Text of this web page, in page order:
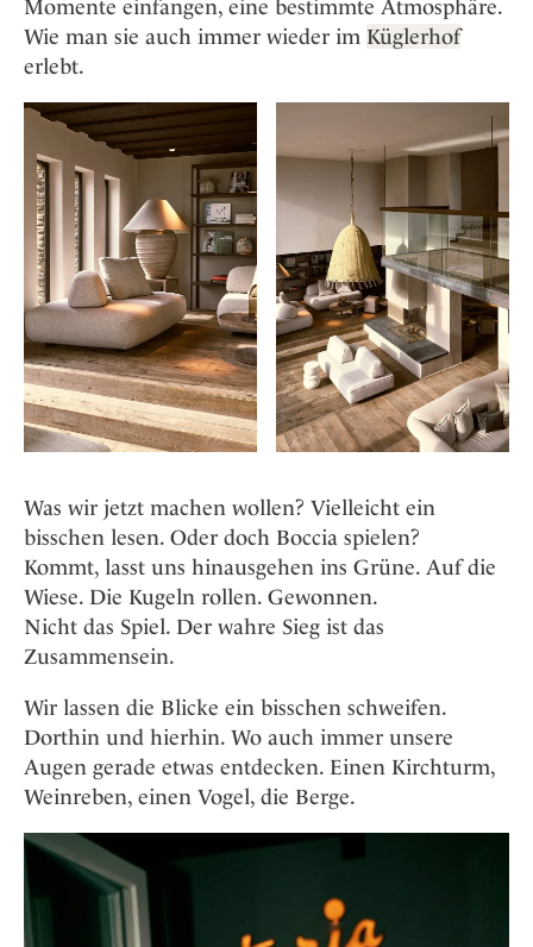
Momente einfangen, eine bestimmte Atmosphäre.
Wie man sie auch immer wieder im Küglerhof
erlebt.
Was wir jetzt machen wollen? Vielleicht ein
bisschen lesen. Oder doch Boccia spielen?
Kommt, lasst uns hinausgehen ins Grüne. Auf die
Wiese. Die Kugeln rollen. Gewonnen.
Nicht das Spiel. Der wahre Sieg ist das
Zusammensein.
Wir lassen die Blicke ein bisschen schweifen.
Dorthin und hierhin. Wo auch immer unsere
Augen gerade etwas entdecken. Einen Kirchturm,
Weinreben, einen Vogel, die Berge.